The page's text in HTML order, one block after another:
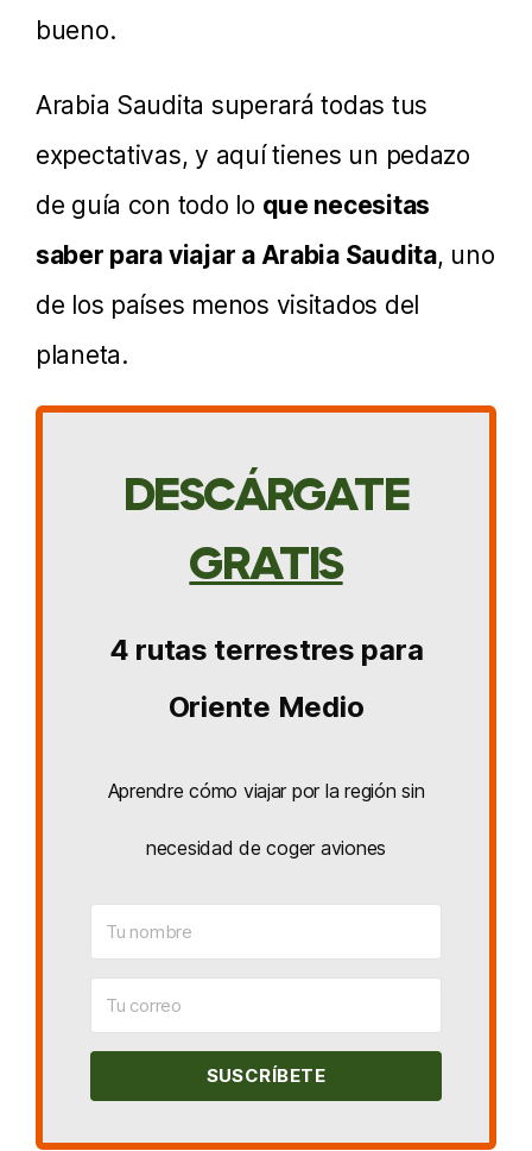
bueno.
Arabia Saudita superará todas tus
expectativas, y aquí tienes un pedazo
de guía con todo lo que necesitas
saber para viajar a Arabia Saudita, uno
de los países menos visitados del
planeta.
DESCÁRGATE
GRATIS
4 rutas terrestres para
Oriente Medio
Aprendre cómo viajar por la región sin
necesidad de coger aviones
SUSCRÍBETE